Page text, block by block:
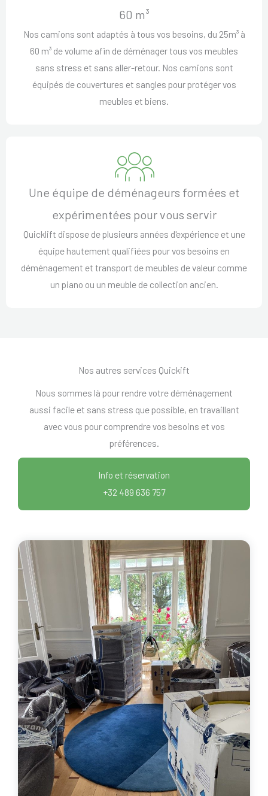
60 m³
Nos camions sont adaptés à tous vos besoins, du 25m³ à
60 m³ de volume afin de déménager tous vos meubles
sans stress et sans aller-retour. Nos camions sont
équipés de couvertures et sangles pour protéger vos
meubles et biens.
Une équipe de déménageurs formées et
expérimentées pour vous servir
Quicklift dispose de plusieurs années d'expérience et une
équipe hautement qualifiées pour vos besoins en
déménagement et transport de meubles de valeur comme
un piano ou un meuble de collection ancien.
Nos autres services Quickift
Nous sommes là pour rendre votre déménagement
aussi facile et sans stress que possible, en travaillant
avec vous pour comprendre vos besoins et vos
préférences.
Info et réservation
+32 489 636 757